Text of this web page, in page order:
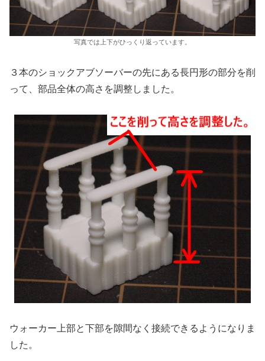
写真では上下がひっくり返っています。
３本のショックアブソーバーの先にある長円形の部分を削
って、部品全体の高さを調整しました。
ウォーカー上部と下部を隙間なく接続できるようになりま
した。